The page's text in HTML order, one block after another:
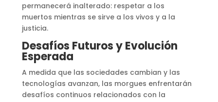
permanecerá inalterado: respetar a los
muertos mientras se sirve a los vivos y a la
justicia.
Desafíos Futuros y Evolución
Esperada
A medida que las sociedades cambian y las
tecnologías avanzan, las morgues enfrentarán
desafíos continuos relacionados con la